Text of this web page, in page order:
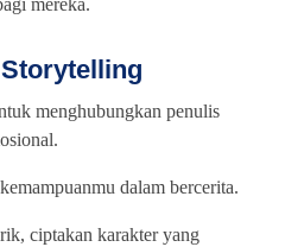
mereka.
menghubungkan penulis
dalam bercerita.
ciptakan karakter yang